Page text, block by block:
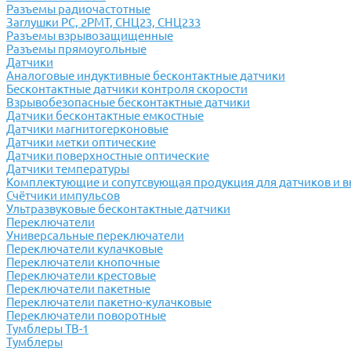
Разъемы радиочастотные
Заглушки РС, 2РМТ, СНЦ23, СНЦ233
Разъемы взрывозащищенные
Разъемы прямоугольные
Датчики
Аналоговые индуктивные бесконтактные датчики
Бесконтактные датчики контроля скорости
Взрывобезопасные бесконтактные датчики
Датчики бесконтактные емкостные
Датчики магнитогерконовые
Датчики метки оптические
Датчики поверхностные оптические
Датчики температуры
Комплектующие и сопутсвующая продукция для датчиков и
Счётчики импульсов
Ультразвуковые бесконтактные датчики
Переключатели
Универсальные переключатели
Переключатели кулачковые
Переключатели кнопочные
Переключатели крестовые
Переключатели пакетные
Переключатели пакетно-кулачковые
Переключатели поворотные
Тумблеры ТВ-1
Тумблеры